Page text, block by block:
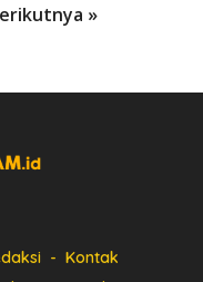
»
Kontak